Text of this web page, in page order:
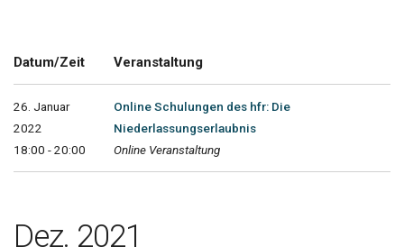
Datum/Zeit Veranstaltung
26. Januar
2022
18:00 - 20:00
Online Schulungen des hfr: Die
Niederlassungserlaubnis
Online Veranstaltung
Dez. 2021